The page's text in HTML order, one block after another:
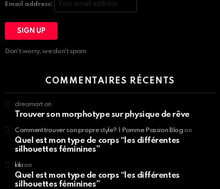
Email address:
Don't worry, we don't spam
COMMENTAIRES RÉCENTS
dreamart on
Trouver son morphotype sur physique de rêve
Comment trouver son propre style? | Pomme Passion Blog on
Quel est mon type de corps “les différentes
silhouettes féminines”
kikion
Quel est mon type de corps “les différentes
silhouettes féminines”